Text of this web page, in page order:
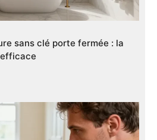
sans clé porte fermée : la